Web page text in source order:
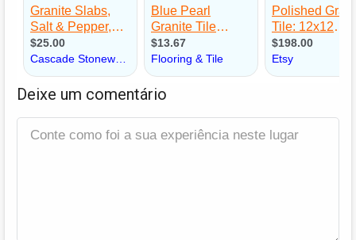
Deixe um comentário